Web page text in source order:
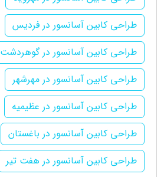
طراحی کابین آسانسور در فردیس
طراحی کابین آسانسور در گوهردشت
طراحی کابین آسانسور در مهرشهر
طراحی کابین آسانسور در عظیمیه
طراحی کابین آسانسور در باغستان
طراحی کابین آسانسور در هفت تیر